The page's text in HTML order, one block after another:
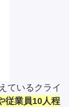
ているクライ
従業員10人程